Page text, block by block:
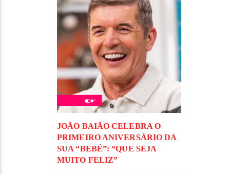
JOÃO BAIÃO CELEBRA O
PRIMEIRO ANIVERSÁRIO DA
SUA “BEBÉ”: “QUE SEJA
MUITO FELIZ”